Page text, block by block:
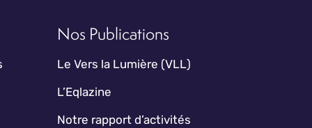
Nos Publications
Le Vers la Lumière (VLL)
L’Eqlazine
Notre rapport d’activités